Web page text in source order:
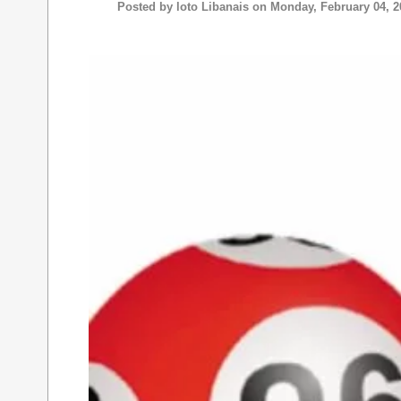
Posted by loto Libanais on Monday, February 04,